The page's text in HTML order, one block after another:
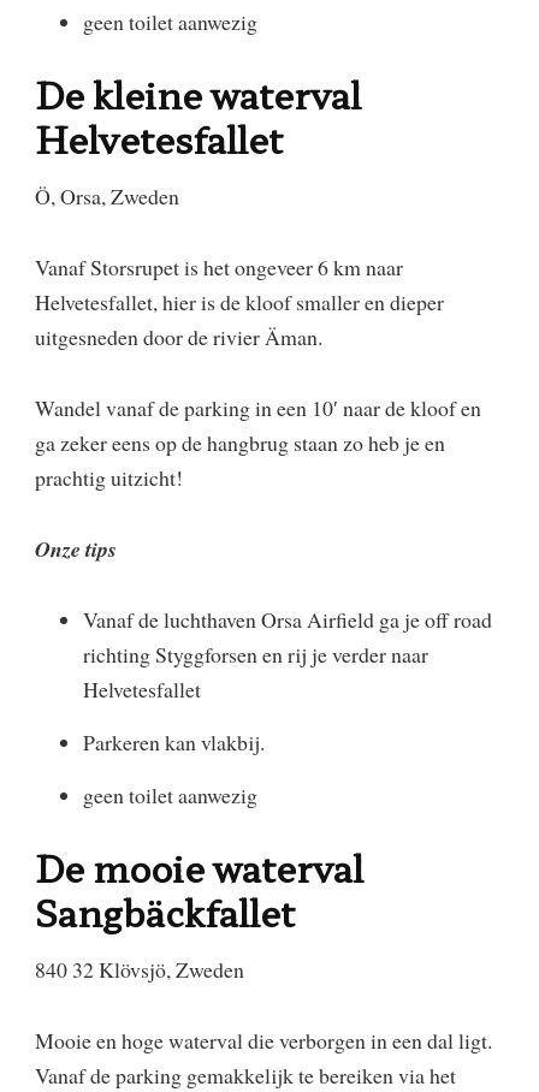
geen toilet aanwezig
De kleine waterval
Helvetesfallet
Ö, Orsa, Zweden
​Vanaf Storsrupet is het ongeveer 6 km naar
Helvetesfallet, hier is de kloof smaller en dieper
uitgesneden door de rivier Äman.
​Wandel vanaf de parking in een 10′ naar de kloof en
ga zeker eens op de hangbrug staan zo heb je en
prachtig uitzicht!
Onze tips
Vanaf de luchthaven Orsa Airfield ga je off road
richting Styggforsen en rij je verder naar
Helvetesfallet​
Parkeren kan vlakbij.
geen toilet aanwezig
De mooie waterval
Sangbäckfallet
840 32 Klövsjö, Zweden
​Mooie en hoge waterval die verborgen in een dal ligt.
Vanaf de parking gemakkelijk te bereiken via het